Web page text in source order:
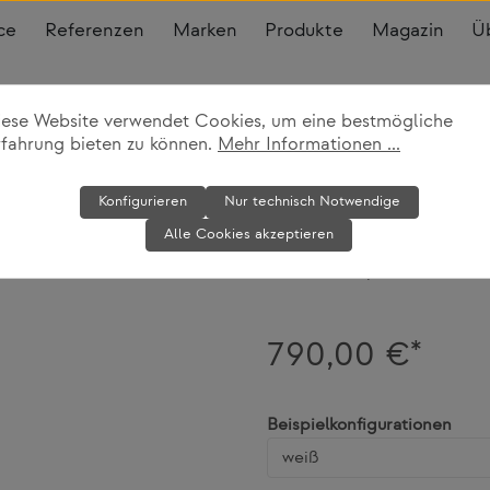
Referenzen Marken Produkte Magazin
Drehstuhl Mr.
790,00 €*
Beispielkonfigurationen
Website verwendet Cookies, um eine bestmögliche
bieten zu können. Mehr Informationen ...
Nur technisch Notwendige
Konfigurieren
Alle Cookies akzeptieren